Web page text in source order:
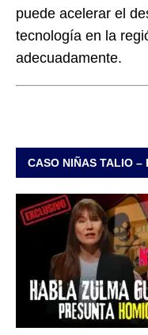
puede acelerar el
tecnología en la
adecuadamente.
CASO NIÑAS TALIO –